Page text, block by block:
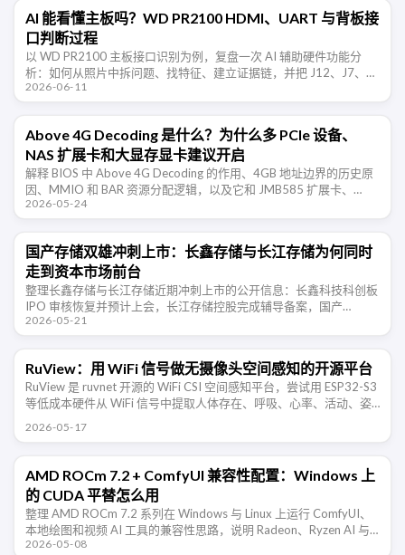
AI 能看懂主板吗？WD PR2100 HDMI、UART 与背板接
口判断过程
以 WD PR2100 主板接口识别为例，复盘一次 AI 辅助硬件功能分
析：如何从照片中拆问题、找特征、建立证据链，并把 J12、J7、
J50 等接口判断转成可实测的验证清单。
2026-06-11
Above 4G Decoding 是什么？为什么多 PCIe 设备、
NAS 扩展卡和大显存显卡建议开启
解释 BIOS 中 Above 4G Decoding 的作用、4GB 地址边界的历史原
因、MMIO 和 BAR 资源分配逻辑，以及它和 JMB585 扩展卡、
NAS、多显卡、Resizable …
2026-05-24
国产存储双雄冲刺上市：长鑫存储与长江存储为何同时
走到资本市场前台
整理长鑫存储与长江存储近期冲刺上市的公开信息：长鑫科技科创板
IPO 审核恢复并预计上会，长江存储控股完成辅导备案，国产
DRAM 与 NAND 两条主线正在同时走向资本市场。
2026-05-21
RuView：用 WiFi 信号做无摄像头空间感知的开源平台
RuView 是 ruvnet 开源的 WiFi CSI 空间感知平台，尝试用 ESP32-S3
等低成本硬件从 WiFi 信号中提取人体存在、呼吸、心率、活动、姿
2026-05-17
AMD ROCm 7.2 + ComfyUI 兼容性配置：Windows 上
的 CUDA 平替怎么用
整理 AMD ROCm 7.2 系列在 Windows 与 Linux 上运行 ComfyUI、
本地绘图和视频 AI 工具的兼容性思路，说明 Radeon、Ryzen AI 与
CUDA 平替路线的取 …
2026-05-08